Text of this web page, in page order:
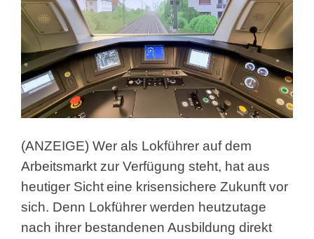
(ANZEIGE) Wer als Lokführer auf dem
Arbeitsmarkt zur Verfügung steht, hat aus
heutiger Sichteine krisensichere Zukunft vor
sich. Denn Lokführer werden heutzutage
nach ihrer bestandenen Ausbildung direkt